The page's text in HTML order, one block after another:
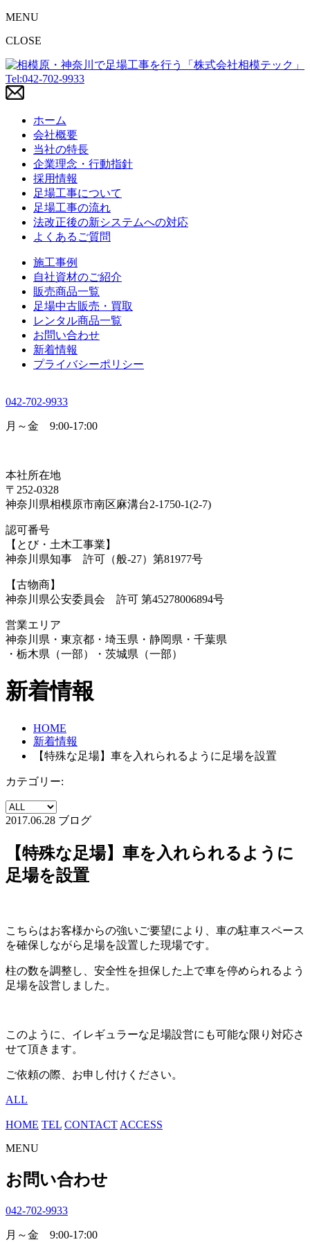
MENU
CLOSE
Tel:042-702-9933
ホーム
会社概要
当社の特長
企業理念・行動指針
採用情報
足場工事について
足場工事の流れ
法改正後の新システムへの対応
よくあるご質問
施工事例
自社資材のご紹介
販売商品一覧
足場中古販売・買取
レンタル商品一覧
お問い合わせ
新着情報
プライバシーポリシー
042-702-9933
月～金 9:00-17:00
本社所在地
〒252-0328
神奈川県相模原市南区麻溝台2-1750-1(2-7)
認可番号
【とび・土木工事業】
神奈川県知事 許可（般-27）第81977号
【古物商】
神奈川県公安委員会 許可 第45278006894号
営業エリア
神奈川県・東京都・埼玉県・静岡県・千葉県
・栃木県（一部）・茨城県（一部）
新着情報
HOME
新着情報
【特殊な足場】車を入れられるように足場を設置
カテゴリー:
2017.06.28 ブログ
【特殊な足場】車を入れられるように
足場を設置
こちらはお客様からの強いご要望により、車の駐車スペース
を確保しながら足場を設置した現場です。
柱の数を調整し、安全性を担保した上で車を停められるよう
足場を設営しました。
このように、イレギュラーな足場設営にも可能な限り対応さ
せて頂きます。
ご依頼の際、お申し付けください。
ALL
HOME TEL CONTACT ACCESS
MENU
お問い合わせ
042-702-9933
月～金 9:00-17:00